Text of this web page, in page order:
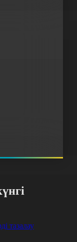
тазалау